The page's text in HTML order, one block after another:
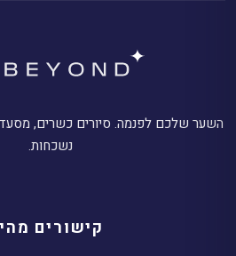
השער שלכם לפנמה. סיורים כשרים,
נשכחות.
קישורים